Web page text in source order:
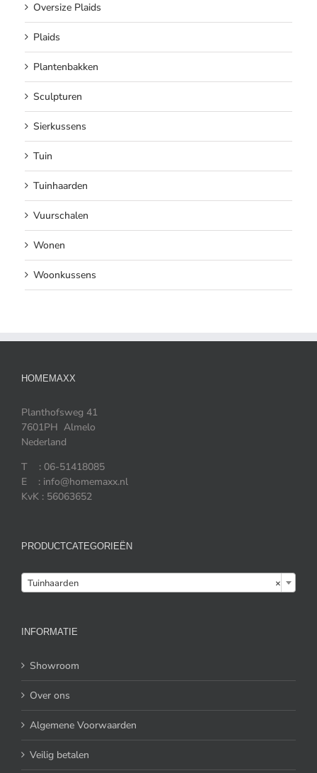
Oversize Plaids
Plaids
Plantenbakken
Sculpturen
Sierkussens
Tuin
Tuinhaarden
Vuurschalen
Wonen
Woonkussens
HOMEMAXX
Planthofsweg 41
7601PH Almelo
Nederland
T : 06-51418085
E : info@homemaxx.nl
KvK : 56063652
PRODUCTCATEGORIEËN
×
Tuinhaarden
INFORMATIE
Showroom
Over ons
Algemene Voorwaarden
Veilig betalen